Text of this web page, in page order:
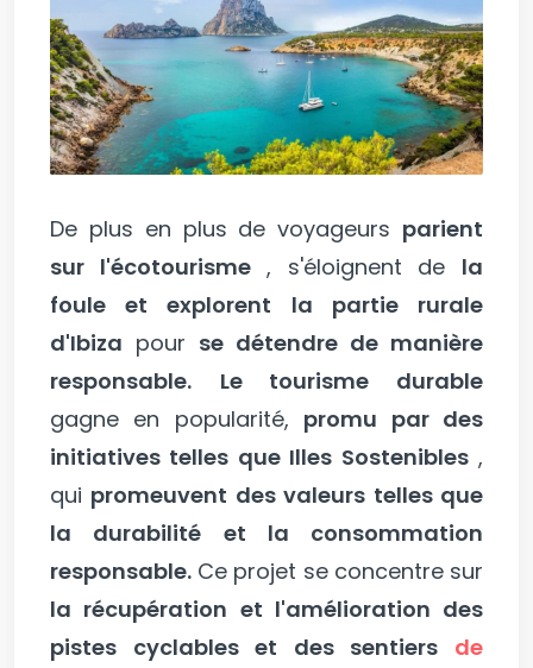
De plus en plus de voyageurs parient
sur l'écotourisme, s'éloignent de la
foule et explorent la partie rurale
d'Ibiza pour se détendre de manière
responsable.
Le tourisme durable
gagne en popularité, promu par des
initiatives telles que Illes Sostenibles,
qui promeuvent des valeurs telles que
la durabilité et la consommation
responsable. Ce projet se concentre sur
la récupération et l'amélioration des
pistes cyclables et des sentiers de